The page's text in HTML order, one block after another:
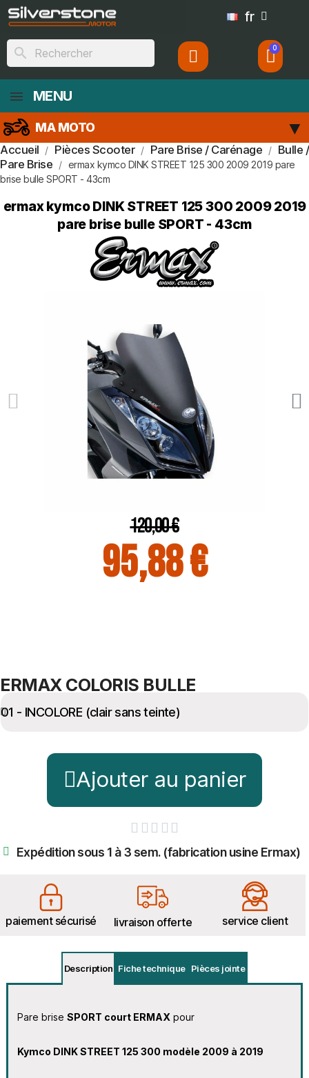
fr
search
MENU
MA MOTO
Accueil Pièces Scooter Pare Brise / Carénage
Bulle /
Pare Brise
ermax kymco DINK STREET 125 300 2009 2019 pare
brise bulle SPORT - 43cm
ermax kymco DINK STREET 125 300 2009 2019
pare brise bulle SPORT - 43cm
120,00 €
95,88 €
ERMAX COLORIS BULLE
Ajouter au panier
    
Expédition sous 1 à 3 sem. (fabrication usine Ermax)
paiement sécurisé livraison offerte service client
Description Fiche technique Pièces jointe
Pare brise SPORT court ERMAX pour
Kymco DINK STREET 125 300 modèle 2009 à 2019